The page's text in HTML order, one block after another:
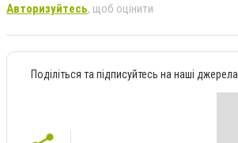
Авторизуйтесь, щоб оцінити
Поділіться та підписуйтесь на наші джерела